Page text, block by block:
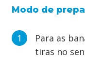
Modo de
Para as
tiras no